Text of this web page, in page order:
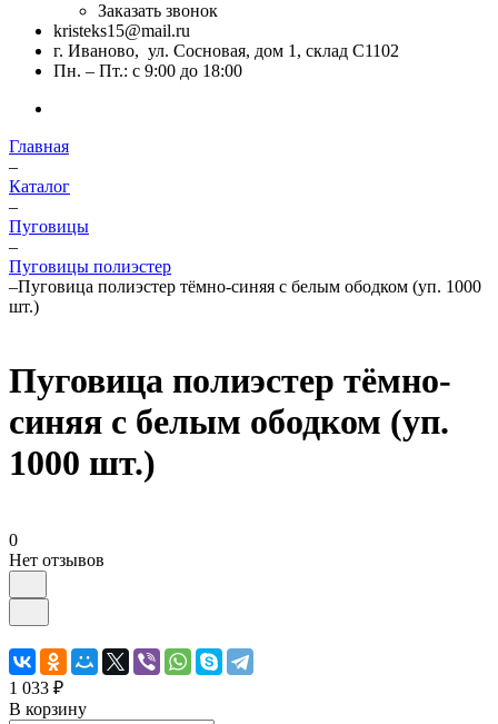
Заказать звонок
kristeks15@mail.ru
г. Иваново, ул. Сосновая, дом 1, склад С1102
Пн. – Пт.: с 9:00 до 18:00
Главная
–
Каталог
–
Пуговицы
–
Пуговицы полиэстер
–Пуговица полиэстер тёмно-синяя с белым ободком (уп. 1000
шт.)
Пуговица полиэстер тёмно-
синяя с белым ободком (уп.
1000 шт.)
0
Нет отзывов
1 033 ₽
В корзину